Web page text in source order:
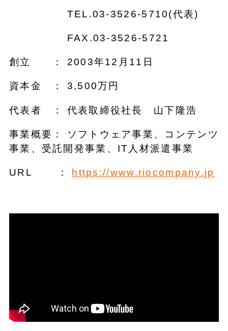
TEL.03-3526-5710(代表)
FAX.03-3526-5721
創立 ： 2003年12月11日
資本金 ： 3,500万円
代表者 ： 代表取締役社長 山下隆浩
事業概要： ソフトウェア事業、コンテンツ
事業、受託開発事業、IT人材派遣事業
URL ： https://www.riocompany.jp